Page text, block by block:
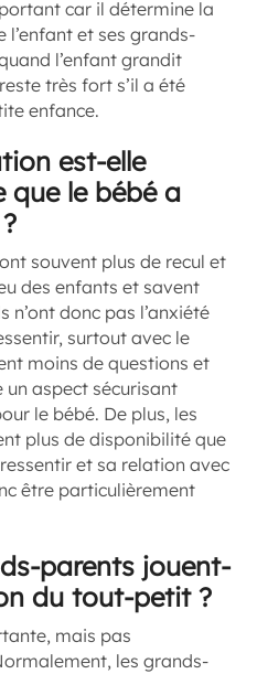
car il détermine la
et ses grands-
l’enfant grandit
très fort s’il a été
enfance.
est-elle
que le bébé a
souvent plus de recul et
des enfants et savent
donc pas l’anxiété
surtout avec le
moins de questions et
aspect sécurisant
le bébé. De plus, les
plus de disponibilité que
et sa relation avec
être particulièrement
parents jouent-
du tout-petit ?
mais pas
les grands-